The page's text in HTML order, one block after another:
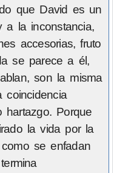
que David es un
la inconstancia,
accesorias, fruto
se parece a él,
son la misma
coincidencia
Porque
la vida por la
se enfadan